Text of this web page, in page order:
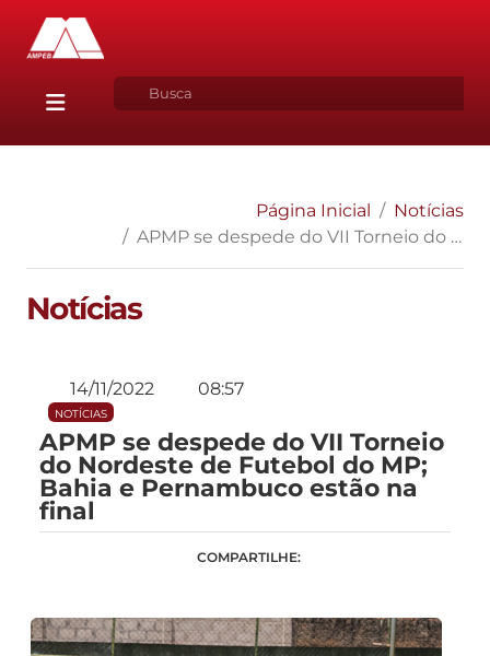
Página Inicial
Notícias
APMP se despede do VII Torneio do Nordeste de Futebol do MP; Bahia e Pernambuco estão na final
Notícias
14/11/2022 08:57
NOTÍCIAS
APMP se despede do VII Torneio
do Nordeste de Futebol do MP;
Bahia e Pernambuco estão na
final
COMPARTILHE: